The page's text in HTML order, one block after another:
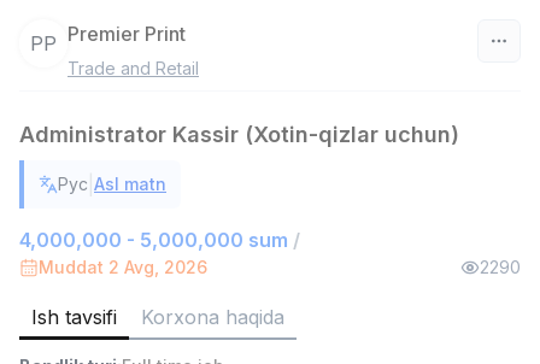
4,280,000 sum/
ASIAN
Ish joyidan
Savdo boshlig'i
PP Premier Print
Trade and Retail
Administrator Kassir (Xotin-qizlar uchun)
Рус Asl matn
4,000,000 - 5,000,000 sum /
Muddat 2 Avg, 2026 2290
Ish tavsifi Korxona haqida